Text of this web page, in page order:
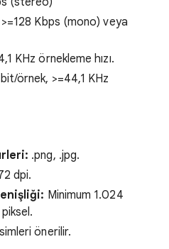
Kbps (mono) veya
KHz örnekleme hızı.
örnek, >=44,1 KHz
.png, .jpg.
dpi.
Minimum 1.024
önerilir.